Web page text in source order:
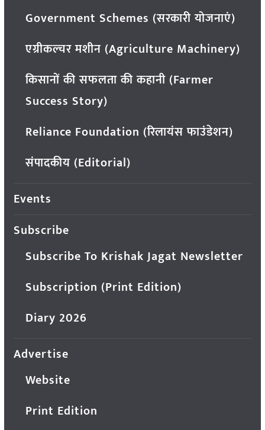
Government Schemes (सरकारी योजनाएं)
एग्रीकल्चर मशीन (Agriculture Machinery)
किसानों की सफलता की कहानी (Farmer
Success Story)
Reliance Foundation (रिलायंस फाउंडेशन)
संपादकीय (Editorial)
Events
Subscribe
Subscribe To Krishak Jagat Newsletter
Subscription (Print Edition)
Diary 2026
Advertise
Website
Print Edition